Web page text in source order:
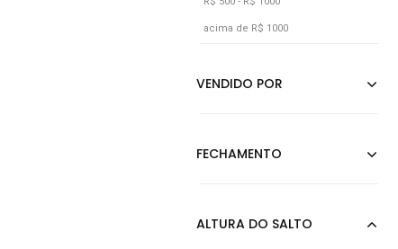
Cáqui
Dourado
Marrom
Nude
acima de R$ 1000